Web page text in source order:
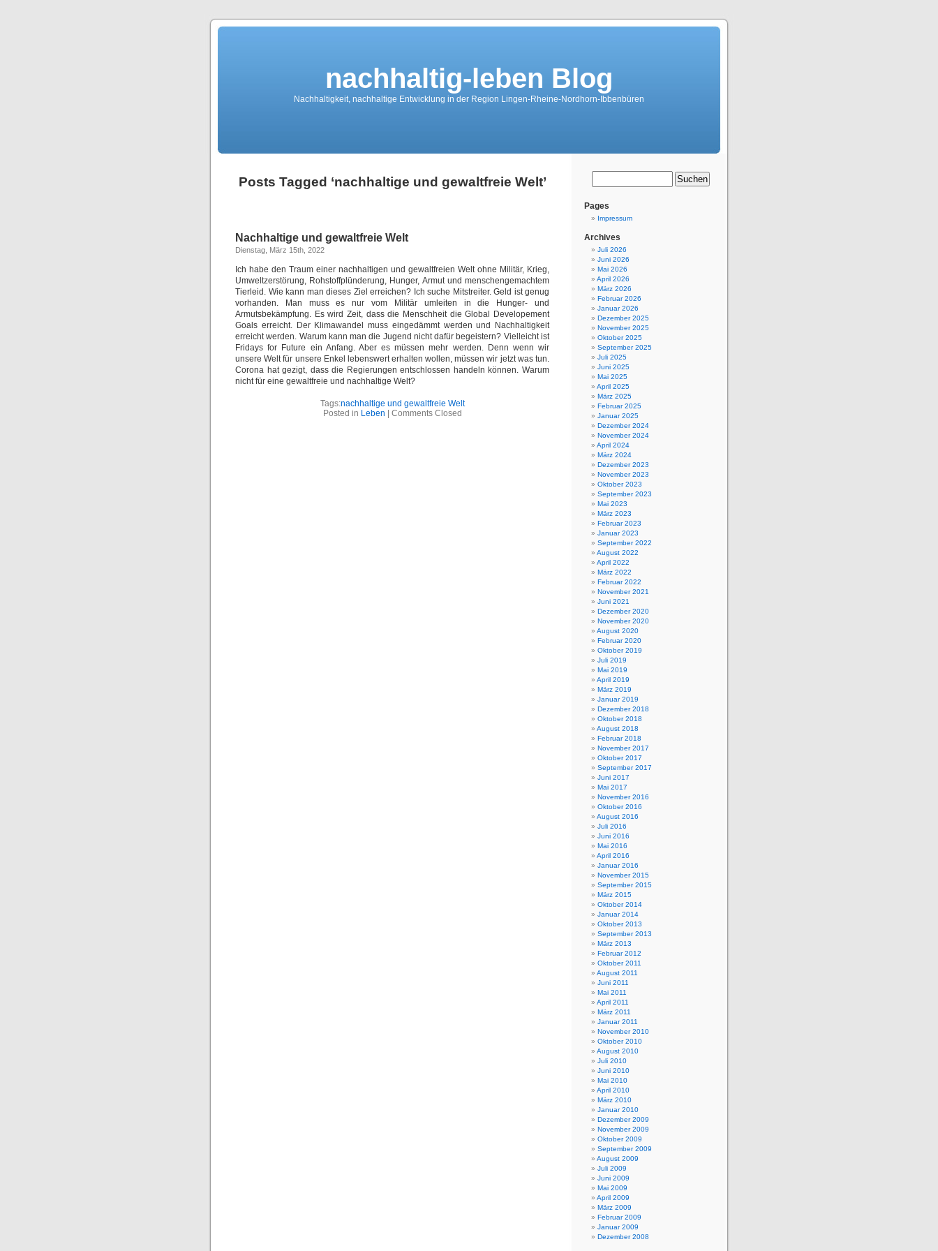
nachhaltig-leben Blog
Nachhaltigkeit, nachhaltige Entwicklung in der Region Lingen-Rheine-Nordhorn-Ibbenbüren
Posts Tagged ‘nachhaltige und gewaltfreie Welt’
Nachhaltige und gewaltfreie Welt
Dienstag, März 15th, 2022
Ich habe den Traum einer nachhaltigen und gewaltfreien Welt ohne Militär, Krieg,
Umweltzerstörung, Rohstoffplünderung, Hunger, Armut und menschengemachtem
Tierleid. Wie kann man dieses Ziel erreichen? Ich suche Mitstreiter. Geld ist genug
vorhanden. Man muss es nur vom Militär umleiten in die Hunger- und
Armutsbekämpfung. Es wird Zeit, dass die Menschheit die Global Developement
Goals erreicht. Der Klimawandel muss eingedämmt werden und Nachhaltigkeit
erreicht werden. Warum kann man die Jugend nicht dafür begeistern? Vielleicht ist
Fridays for Future ein Anfang. Aber es müssen mehr werden. Denn wenn wir
unsere Welt für unsere Enkel lebenswert erhalten wollen, müssen wir jetzt was tun.
Corona hat gezigt, dass die Regierungen entschlossen handeln können. Warum
nicht für eine gewaltfreie und nachhaltige Welt?
Tags:nachhaltige und gewaltfreie Welt
Posted in Leben Comments Closed
Pages
Impressum
Archives
Juli 2026
Juni 2026
Mai 2026
April 2026
März 2026
Februar 2026
Januar 2026
Dezember 2025
November 2025
Oktober 2025
September 2025
Juli 2025
Juni 2025
Mai 2025
April 2025
März 2025
Februar 2025
Januar 2025
Dezember 2024
November 2024
April 2024
März 2024
Dezember 2023
November 2023
Oktober 2023
September 2023
Mai 2023
März 2023
Februar 2023
Januar 2023
September 2022
August 2022
April 2022
März 2022
Februar 2022
November 2021
Juni 2021
Dezember 2020
November 2020
August 2020
Februar 2020
Oktober 2019
Juli 2019
Mai 2019
April 2019
März 2019
Januar 2019
Dezember 2018
Oktober 2018
August 2018
Februar 2018
November 2017
Oktober 2017
September 2017
Juni 2017
Mai 2017
November 2016
Oktober 2016
August 2016
Juli 2016
Juni 2016
Mai 2016
April 2016
Januar 2016
November 2015
September 2015
März 2015
Oktober 2014
Januar 2014
Oktober 2013
September 2013
März 2013
Februar 2012
Oktober 2011
August 2011
Juni 2011
Mai 2011
April 2011
März 2011
Januar 2011
November 2010
Oktober 2010
August 2010
Juli 2010
Juni 2010
Mai 2010
April 2010
März 2010
Januar 2010
Dezember 2009
November 2009
Oktober 2009
September 2009
August 2009
Juli 2009
Juni 2009
Mai 2009
April 2009
März 2009
Februar 2009
Januar 2009
Dezember 2008